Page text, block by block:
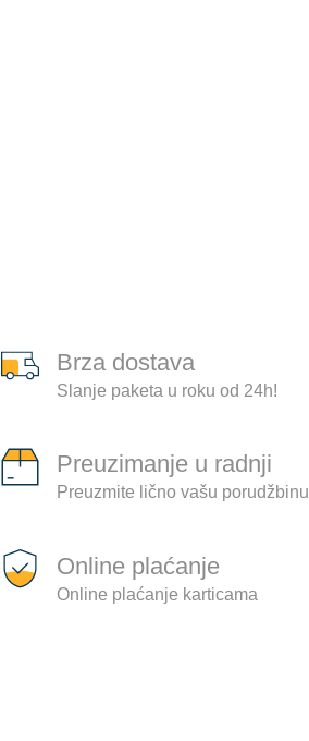
Brza dostava
Slanje paketa u roku od 24h!
Preuzimanje u radnji
Preuzmite lično vašu porudžbinu
Online plaćanje
Online plaćanje karticama